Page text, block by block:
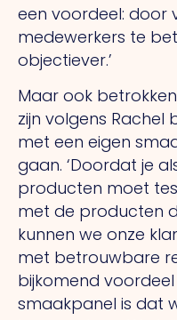
een voordeel: door
medewerkers te
objectiever.’
Maar ook
zijn volgens Rachel
met een eigen
gaan. ‘Doordat je
producten moet
met de producten
kunnen we onze
met betrouwbare
bijkomend
smaakpanel is dat